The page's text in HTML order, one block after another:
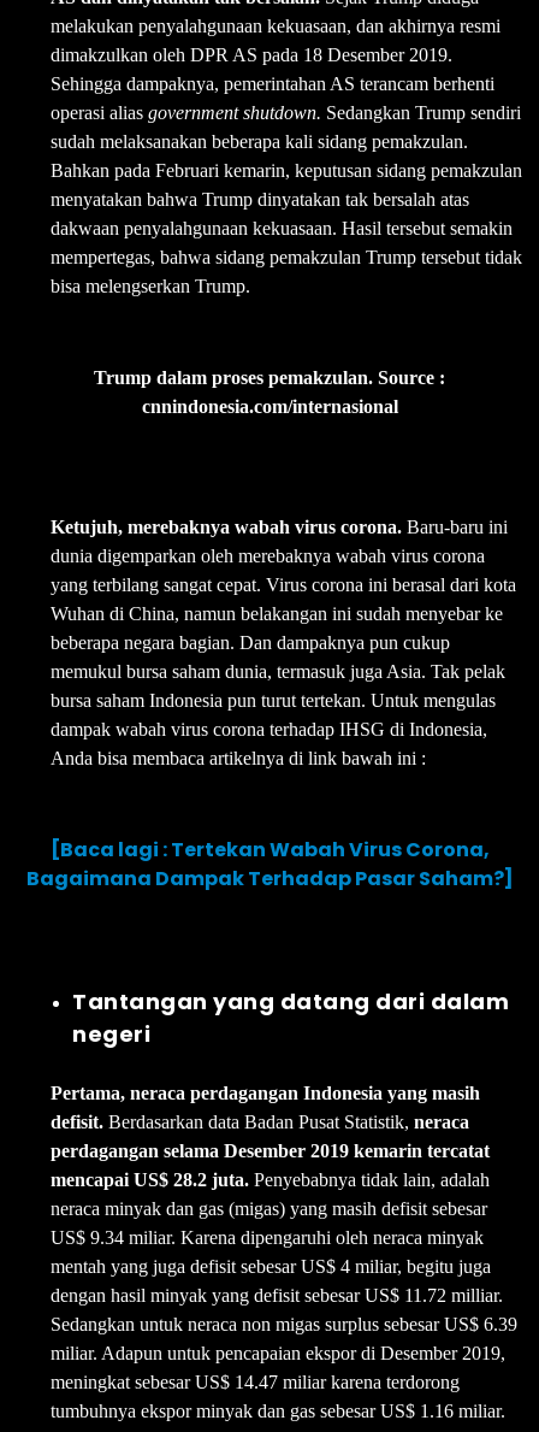
melakukan penyalahgunaan kekuasaan, dan akhirnya resmi
dimakzulkan oleh DPR AS pada 18 Desember 2019.
Sehingga dampaknya, pemerintahan AS terancam berhenti
operasi alias government shutdown. Sedangkan Trump sendiri
sudah melaksanakan beberapa kali sidang pemakzulan.
Bahkan pada Februari kemarin, keputusan sidang pemakzulan
menyatakan bahwa Trump dinyatakan tak bersalah atas
dakwaan penyalahgunaan kekuasaan. Hasil tersebut semakin
mempertegas, bahwa sidang pemakzulan Trump tersebut tidak
bisa melengserkan Trump.
Trump dalam proses pemakzulan. Source :
cnnindonesia.com/internasional
Ketujuh, merebaknya wabah virus corona. Baru-baru ini
dunia digemparkan oleh merebaknya wabah virus corona
yang terbilang sangat cepat. Virus corona ini berasal dari kota
Wuhan di China, namun belakangan ini sudah menyebar ke
beberapa negara bagian. Dan dampaknya pun cukup
memukul bursa saham dunia, termasuk juga Asia. Tak pelak
bursa saham Indonesia pun turut tertekan. Untuk mengulas
dampak wabah virus corona terhadap IHSG di Indonesia,
Anda bisa membaca artikelnya di link bawah ini :
[Baca lagi : Tertekan Wabah Virus Corona,
Bagaimana Dampak Terhadap Pasar Saham?]
Tantangan yang datang dari dalam
negeri
Pertama, neraca perdagangan Indonesia yang masih
defisit. Berdasarkan data Badan Pusat Statistik, neraca
perdagangan selama Desember 2019 kemarin tercatat
mencapai US$ 28.2 juta. Penyebabnya tidak lain, adalah
neraca minyak dan gas (migas) yang masih defisit sebesar
US$ 9.34 miliar. Karena dipengaruhi oleh neraca minyak
mentah yang juga defisit sebesar US$ 4 miliar, begitu juga
dengan hasil minyak yang defisit sebesar US$ 11.72 milliar.
Sedangkan untuk neraca non migas surplus sebesar US$ 6.39
miliar. Adapun untuk pencapaian ekspor di Desember 2019,
meningkat sebesar US$ 14.47 miliar karena terdorong
tumbuhnya ekspor minyak dan gas sebesar US$ 1.16 miliar.